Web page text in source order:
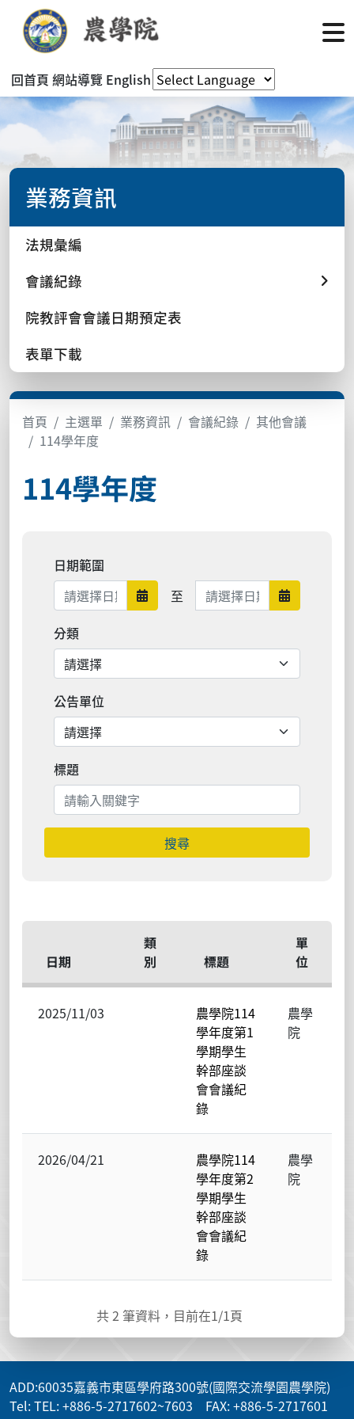
回首頁 網站導覽 English
業務資訊
法規彙編
會議紀錄
院教評會會議日期預定表
表單下載
首頁 主選單 業務資訊 會議紀錄
其他會議
114學年度
114學年度
日期範圍
日期範圍開始
至 日期範圍結束 日期範圍
分類
公告單位
標題
搜尋
日期
類
別
標題
單
位
2025/11/03
農學院114
學年度第1
學期學生
幹部座談
會會議紀
錄
農學
院
2026/04/21
農學院114
學年度第2
學期學生
幹部座談
會會議紀
錄
農學
院
共2 筆資料，目前在1/1頁
ADD:60035嘉義市東區學府路300號(國際交流學園農學院)
Tel: TEL: +886-5-2717602~7603 FAX: +886-5-2717601